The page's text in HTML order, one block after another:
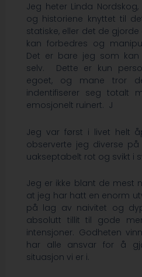
Jeg heter Linda
og historiene knyttet til
statiske, eller det de
kan forbedres og
Det er bare jeg som kan
selv. Dette er kun
egoet, og mane tror
indentifiserer seg
emosjonelt ruinert. J
Jeg var først i livet helt
observerte jeg diverse
uakseptabelt rot og svikt i
Jeg er ikke blant de mest
at jeg har hatt en enorm
på lag av naivitet og
absolutt tillit til gode
intensjoner. Godheten
har alle ansvar for å
situasjon vi er i.